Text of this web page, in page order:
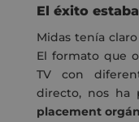
El éxito
Midas tenía
El formato que
TV con
directo, nos ha
placement